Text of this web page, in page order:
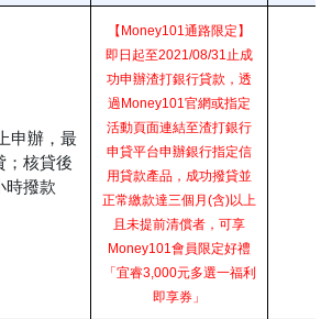
申辦，最
；核貸後
時撥款
【Money101通路限定】
即日起至2021/08/31止成
功申辦渣打銀行貸款，透
過Money101官網或指定
活動頁面連結至渣打銀行
申貸平台申辦銀行指定信
用貸款產品，成功撥貸並
正常繳款達三個月(含)以上
且未提前清償者，可享
Money101會員限定好禮
「宜睿3,000元多選一福利
即享券」